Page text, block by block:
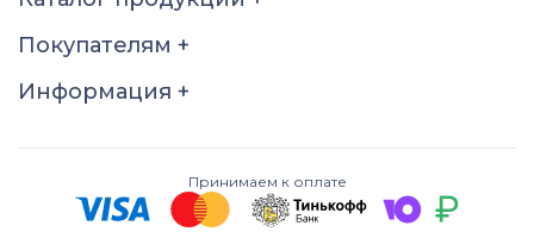
25,5
Покупателям +
Информация +
Принимаем к оплате